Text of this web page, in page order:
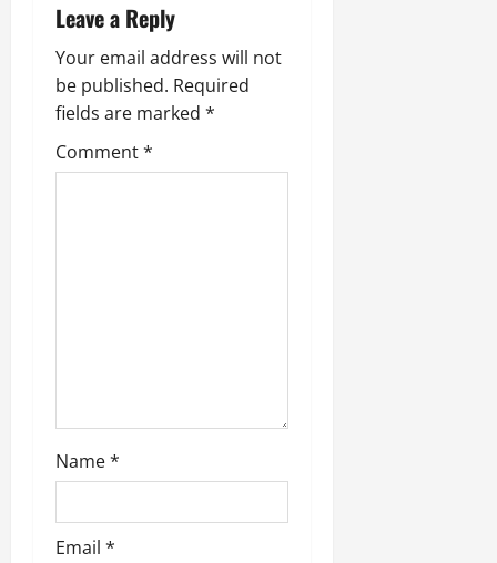
g
a
t
i
Leave a Reply
Your email address will not
be published. Required
fields are marked *
Comment*
Name*
Email *